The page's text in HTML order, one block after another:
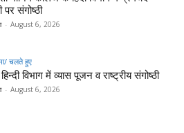
पर संगोष्ठी
- August 6, 2026
चलते हुए
विभाग में व्यास पूजन व राष्ट्रीय संगोष्ठी
- August 6, 2026